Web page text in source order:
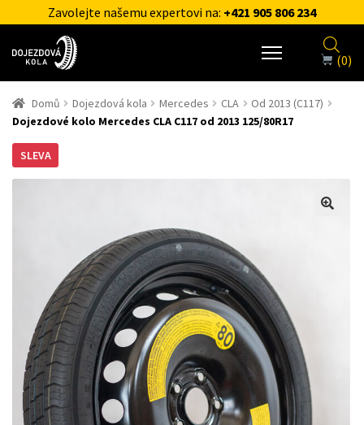
Zavolejte našemu expertovi na: +421 905 806 234
(0)
Domů Dojezdová kola Mercedes CLA
Od 2013 (C117)
Dojezdové kolo Mercedes CLA C117 od 2013 125/80R17
SLEVA